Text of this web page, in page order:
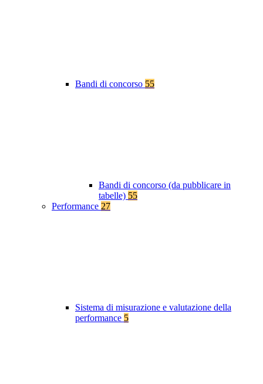
Bandi di concorso 55
Bandi di concorso (da pubblicare in
tabelle) 55
Performance 27
Sistema di misurazione e valutazione della
performance 5